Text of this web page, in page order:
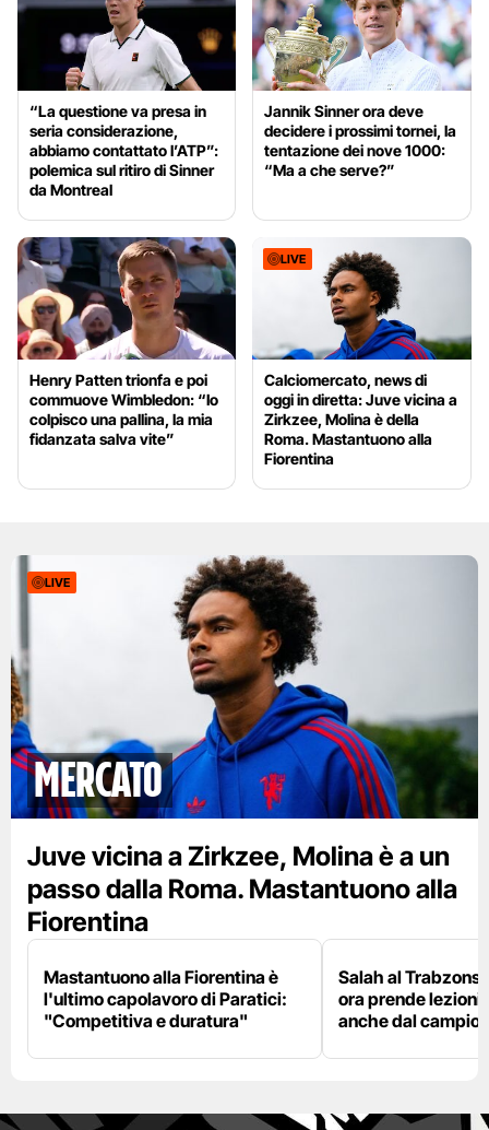
“La questione va presa in
seria considerazione,
abbiamo contattato l’ATP”:
polemica sul ritiro di Sinner
da Montreal
Jannik Sinner ora deve
decidere i prossimi tornei, la
tentazione dei nove 1000:
“Ma a che serve?”
Henry Patten trionfa e poi
commuove Wimbledon: “Io
colpisco una pallina, la mia
fidanzata salva vite”
LIVE
Calciomercato, news di
oggi in diretta: Juve vicina a
Zirkzee, Molina è della
Roma. Mastantuono alla
Fiorentina
LIVE
mercato
Juve vicina a Zirkzee, Molina è a un
passo dalla Roma. Mastantuono alla
Fiorentina
Mastantuono alla Fiorentina è
l'ultimo capolavoro di Paratici:
"Competitiva e duratura"
Salah al
ora prende lezioni
anche dal